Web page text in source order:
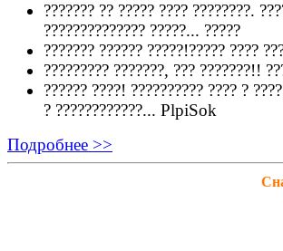
??????? ?? ????? ???? ????????.
?????????????? ?????... ?????
??????? ?????? ?????!????? ????
????????? ???????, ??? ???????!!
?????? ????! ?????????? ???? ?
? ????????????... PlpiSok
Подробнее >>